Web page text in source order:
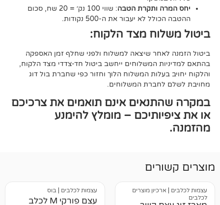
ותקרת הטבה
: שווי 100 נק׳ = 20 שח, סכום
לא יעבור את ה-500 נקודות.
מצד הלקוח:
שיצאה למשלוח ולפני שחלף זמן האספקה
המשלוחים ייחשב ביטול חד-צדדי מצד הלקוח,
המשלוח הלוך וחזור כפי שחברת בול דוג
המשלוחים.
אינם תואמים את צרכיכם
– מומלץ להימנע
ארכיון מוצרים עצמות לכלבים
עצם פורקי M לכלב